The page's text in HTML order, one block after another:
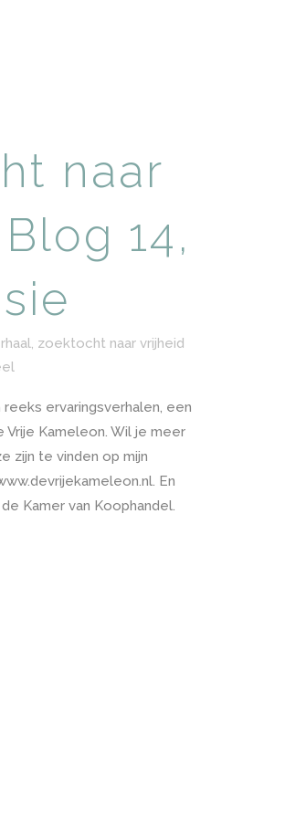
naar
14,
zoektocht naar vrijheid
ervaringsverhalen, een
Vrije Kameleon. Wil je meer
zijn te vinden op mijn
En
Kamer van Koophandel.